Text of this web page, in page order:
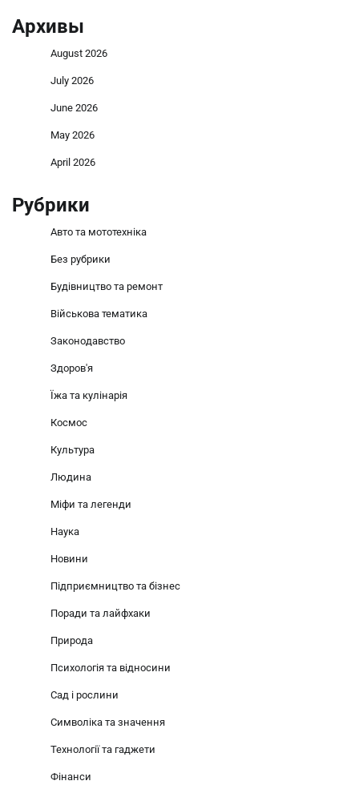
Архивы
August 2026
July 2026
June 2026
May 2026
April 2026
Рубрики
Авто та мототехніка
Без рубрики
Будівництво та ремонт
Військова тематика
Законодавство
Здоров'я
Їжа та кулінарія
Космос
Культура
Людина
Міфи та легенди
Наука
Новини
Підприємництво та бізнес
Поради та лайфхаки
Природа
Психологія та відносини
Сад і рослини
Символіка та значення
Технології та гаджети
Фінанси